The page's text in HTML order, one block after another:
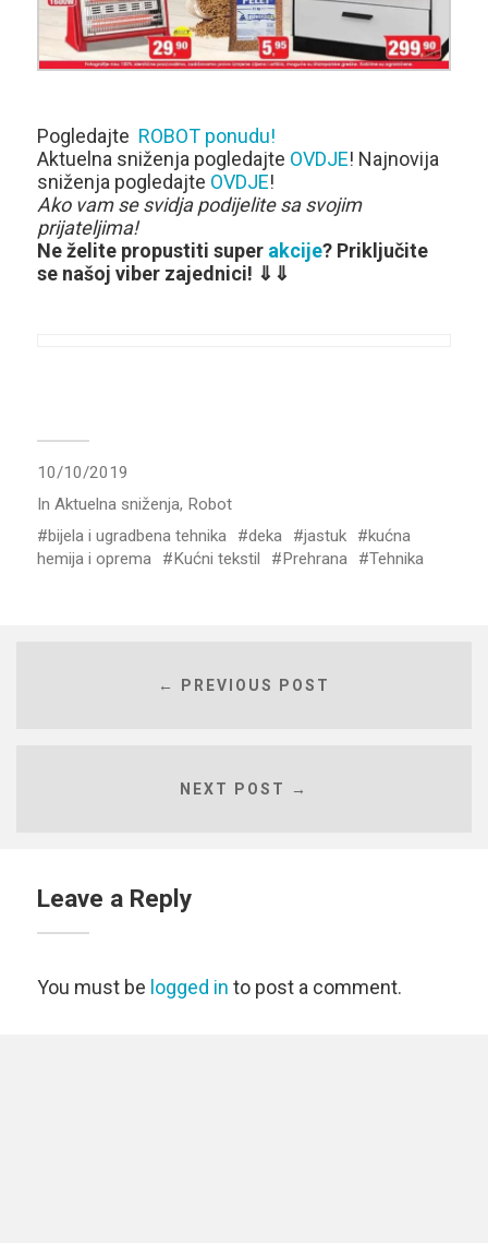
Pogledajte ROBOT ponudu!
Aktuelna sniženja pogledajte OVDJE! Najnovija
sniženja pogledajte OVDJE!
Ako vam se svidja podijelite sa svojim
prijateljima!
Ne želite propustiti super akcije? Priključite
se našoj viber zajednici! ⇓⇓
10/10/2019
In Aktuelna sniženja, Robot
bijela i ugradbena tehnika
deka jastuk
kućna
hemija i oprema
Kućni tekstil Prehrana Tehnika
← PREVIOUS POST
NEXT POST →
Leave a Reply
You must be logged in to post a comment.